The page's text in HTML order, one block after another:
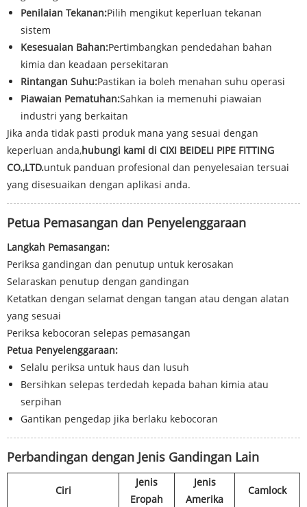
Penilaian Tekanan:Pilih mengikut keperluan tekanan
sistem
Kesesuaian Bahan:Pertimbangkan pendedahan bahan
kimia dan keadaan persekitaran
Rintangan Suhu:Pastikan ia boleh menahan suhu operasi
Piawaian Pematuhan:Sahkan ia memenuhi piawaian
industri yang berkaitan
Jika anda tidak pasti produk mana yang sesuai dengan
keperluan anda,hubungi kami di CIXI BEIDELI PIPE FITTING
CO.,LTD.untuk panduan profesional dan penyelesaian tersuai
yang disesuaikan dengan aplikasi anda.
Petua Pemasangan dan Penyelenggaraan
Langkah Pemasangan:
Periksa gandingan dan penutup untuk kerosakan
Selaraskan penutup dengan gandingan
Ketatkan dengan selamat dengan tangan atau dengan alatan
yang sesuai
Periksa kebocoran selepas pemasangan
Petua Penyelenggaraan:
Selalu periksa untuk haus dan lusuh
Bersihkan selepas terdedah kepada bahan kimia atau
serpihan
Gantikan pengedap jika berlaku kebocoran
Perbandingan dengan Jenis Gandingan Lain
Ciri
Jenis
Eropah
Jenis
Amerika
Camlock